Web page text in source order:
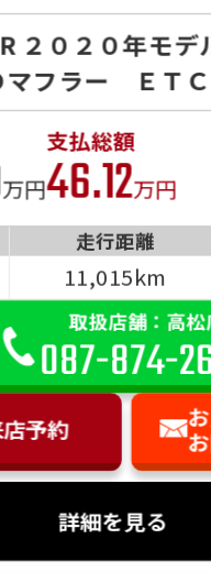
２０２０年モ
マフラー ＥＴ
ーター ホルダ
き 【高松店限定
キャンペーン中
万円
支払総額
46.12万円
走行距離
11,015km
取扱店舗：高松
087-874-
予約
詳細を見る